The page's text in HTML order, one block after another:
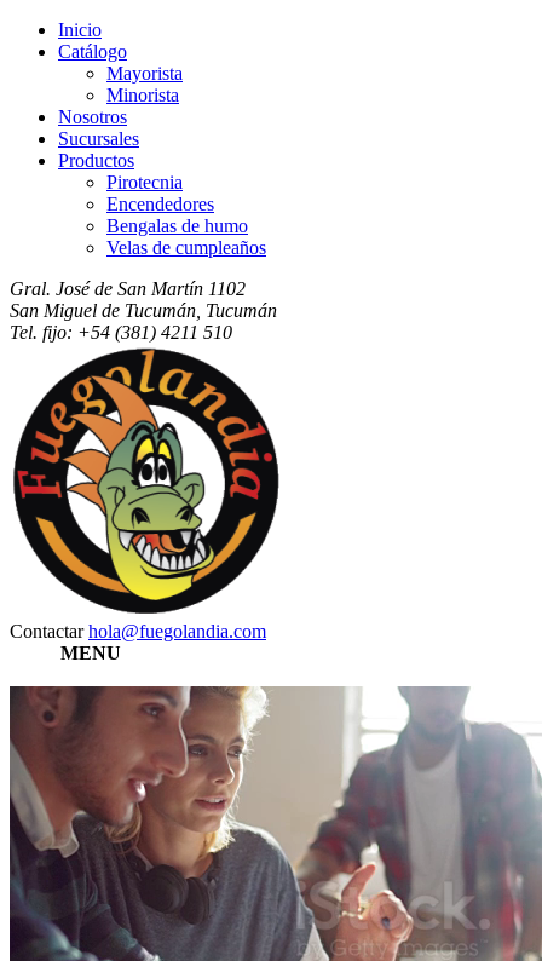
Inicio
Catálogo
Mayorista
Minorista
Nosotros
Sucursales
Productos
Pirotecnia
Encendedores
Bengalas de humo
Velas de cumpleaños
Gral. José de San Martín 1102
San Miguel de Tucumán, Tucumán
Tel. fijo: +54 (381) 4211 510
Contactarhola@fuegolandia.com
MENU